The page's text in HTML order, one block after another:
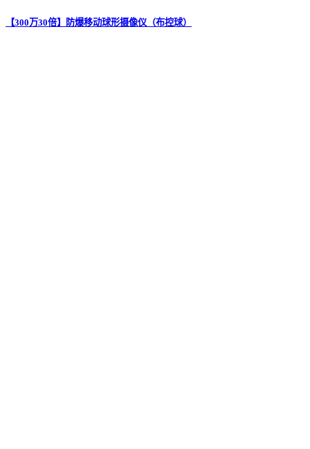
【300万30倍】防爆移动球形摄像仪（布控球）